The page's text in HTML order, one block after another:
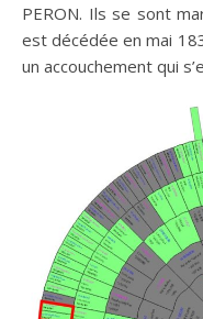
PERON. Ils se sont
est décédée en mai
un accouchement qui